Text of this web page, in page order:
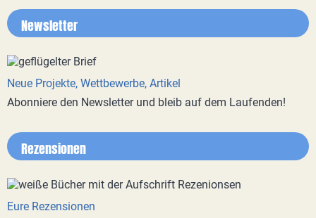
Newsletter
Neue Projekte, Wettbewerbe, Artikel
Abonniere den Newsletter und bleib auf dem Laufenden!
Rezensionen
Eure Rezensionen